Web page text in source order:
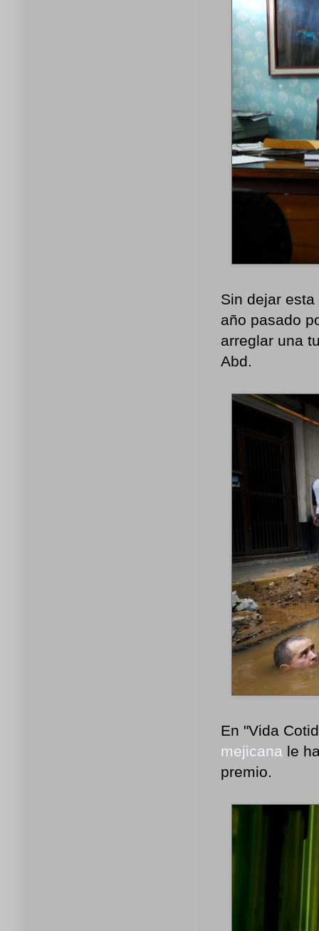
Sin dejar
año pasado
arreglar una
Abd.
En "Vida
mejicana le
premio.